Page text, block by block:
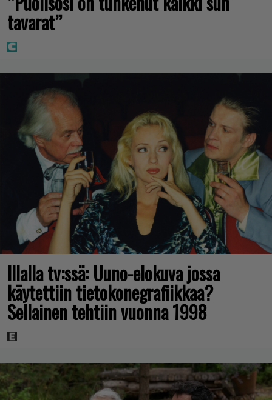
tavarat”
Illalla tv:ssä: Uuno-elokuva jossa
käytettiin tietokonegrafiikkaa?
Sellainen tehtiin vuonna 1998